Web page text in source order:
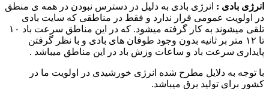
انرژی بادی : انرژی بادی به دلیل در دسترس نبودن در همه ی منطق
در اولویت عمومی قرار ندارد و فقط در مناطقی که سایت بادی
تلقی میشوند به کار گرفته میشود. که در این مناطق سرعت باد ۱۰
تا ۱۲ متر بر ثانیه بدون وجود طوفان های بادی و با نظر گرفتن
پایداری سرعت باد و ساعات وزش باد در این مناطق میباشد .
با توجه به دلایل مطرح شده انرژی خورشیدی در اولویت ما در
کشور برای تولید برق میباشد.